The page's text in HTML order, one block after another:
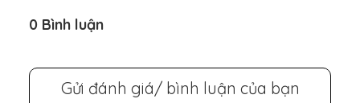
0 Bình luận
Gửi đánh giá/ bình luận của bạn